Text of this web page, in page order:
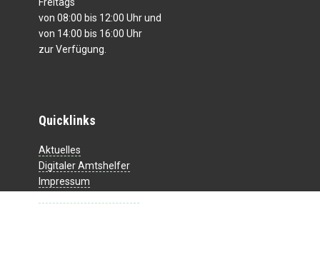
von 08:00 bis 12:00 Uhr und
von 14:00 bis 16:00 Uhr
zur Verfügung.
Quicklinks
Aktuelles
Digitaler Amtshelfer
Impressum